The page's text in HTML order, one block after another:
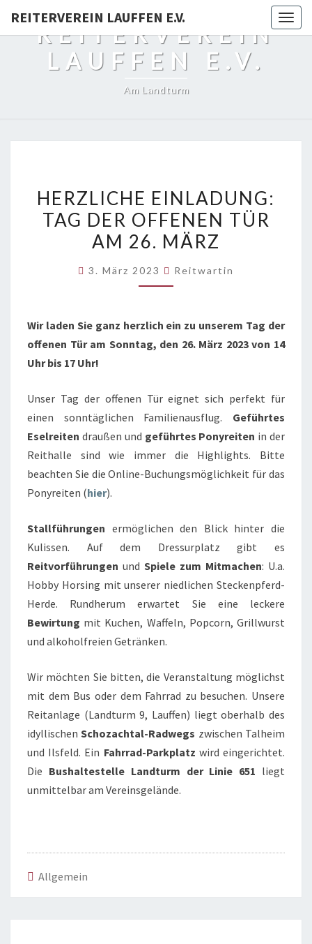
REITERVEREIN LAUFFEN E.V.
REITERVEREIN
LAUFFEN E.V.
Am Landturm
EINLADUNG:
TAG
DER
TÜR
MÄRZ
HERZLICHE EINLADUNG:
TAG DER OFFENEN TÜR
AM 26. MÄRZ
3. März 2023 Reitwartin
Wir laden Sie ganz herzlich ein zu unserem Tag der
offenen Tür am Sonntag, den 26. März 2023 von 14
Uhr bis 17 Uhr!
Unser Tag der offenen Tür eignet sich perfekt für
einen sonntäglichen Familienausflug. Geführtes
Eselreiten draußen und geführtes Ponyreiten in der
Reithalle sind wie immer die Highlights. Bitte
beachten Sie die Online-Buchungsmöglichkeit für das
Ponyreiten (hier).
Stallführungen ermöglichen den Blick hinter die
Kulissen. Auf dem Dressurplatz gibt es
Reitvorführungen und Spiele zum Mitmachen: U.a.
Hobby Horsing mit unserer niedlichen Steckenpferd-
Herde. Rundherum erwartet Sie eine leckere
Bewirtung mit Kuchen, Waffeln, Popcorn, Grillwurst
und alkoholfreien Getränken.
Wir möchten Sie bitten, die Veranstaltung möglichst
mit dem Bus oder dem Fahrrad zu besuchen. Unsere
Reitanlage (Landturm 9, Lauffen) liegt oberhalb des
idyllischenSchozachtal-Radwegs zwischen Talheim
und Ilsfeld. Ein Fahrrad-Parkplatz wird eingerichtet.
Die Bushaltestelle Landturm der Linie 651 liegt
unmittelbar am Vereinsgelände.
Allgemein